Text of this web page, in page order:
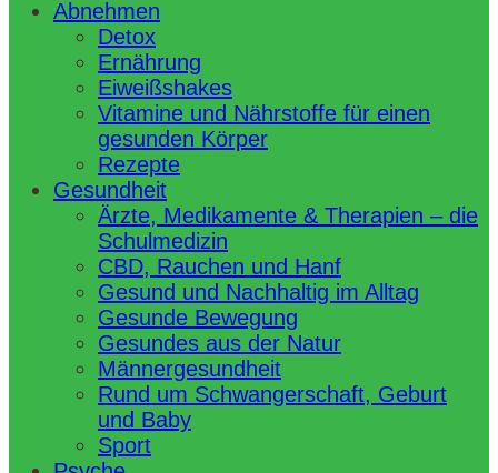
Abnehmen
Detox
Ernährung
Eiweißshakes
Vitamine und Nährstoffe für einen
gesunden Körper
Rezepte
Gesundheit
Ärzte, Medikamente & Therapien – die
Schulmedizin
CBD, Rauchen und Hanf
Gesund und Nachhaltig im Alltag
Gesunde Bewegung
Gesundes aus der Natur
Männergesundheit
Rund um Schwangerschaft, Geburt
und Baby
Sport